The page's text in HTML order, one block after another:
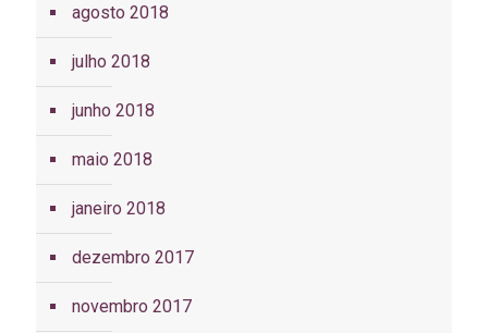
agosto 2018
julho 2018
junho 2018
maio 2018
janeiro 2018
dezembro 2017
novembro 2017